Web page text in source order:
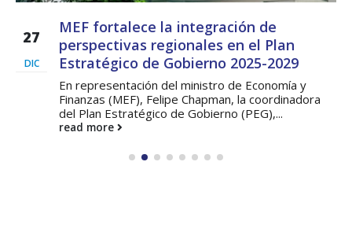
27
DIC
MEF fortalece la integración de
perspectivas regionales en el Plan
Estratégico de Gobierno 2025-2029
En representación del ministro de Economía y
Finanzas (MEF), Felipe Chapman, la coordinadora
del Plan Estratégico de Gobierno (PEG),...
read more